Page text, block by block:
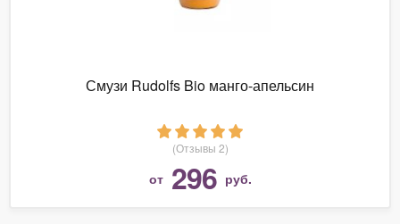
Смузи Rudolfs Bio манго-апельсин
(Отзывы 2)
от 296 руб.